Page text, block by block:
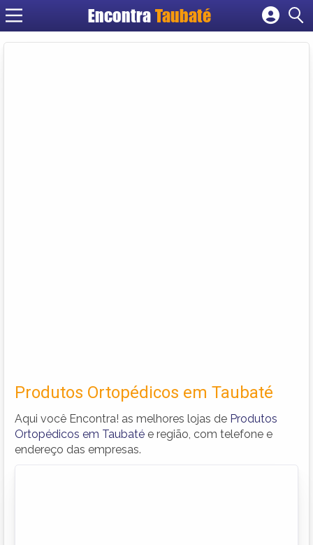
EncontraTaubaté
Cadastrar empresa
Produtos Ortopédicos em Taubaté
Aqui você Encontra! as melhores lojas de Produtos
Ortopédicos em Taubaté e região, com telefone e
endereço das empresas.